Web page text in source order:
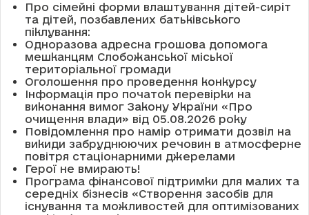
Про сімейні форми влаштування дітей-сиріт
та дітей, позбавлених батьківського
піклування:
Одноразова адресна грошова допомога
мешканцям Слобожанської міської
територіальної громади
Оголошення про проведення конкурсу
Інформація про початок перевірки на
виконання вимог Закону України «Про
очищення влади» від 05.08.2026 року
Повідомлення про намір отримати дозвіл на
викиди забруднюючих речовин в атмосферне
повітря стаціонарними джерелами
Герої не вмирають!
Програма фінансової підтримки для малих та
середніх бізнесів «Створення засобів для
існування та можливостей для оптимізованих